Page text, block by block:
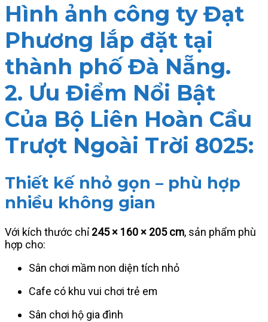
Hình ảnh công ty Đạt
Phương lắp đặt tại
thành phố Đà Nẵng.
2. Ưu Điểm Nổi Bật
Của Bộ Liên Hoàn Cầu
Trượt Ngoài Trời 8025:
Thiết kế nhỏ gọn – phù hợp
nhiều không gian
Với kích thước chỉ 245 × 160 × 205 cm, sản phẩm phù
hợp cho:
Sân chơi mầm non diện tích nhỏ
Cafe có khu vui chơi trẻ em
Sân chơi hộ gia đình